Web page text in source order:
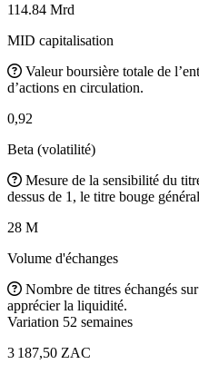
114.84 Mrd
MID capitalisation
Valeur boursière totale de
d’actions en circulation.
0,92
Beta (volatilité)
Mesure de la sensibilité du
dessus de 1, le titre bouge
28 M
Volume d'échanges
Nombre de titres échangés
apprécier la liquidité.
Variation 52 semaines
3 187,50 ZAC